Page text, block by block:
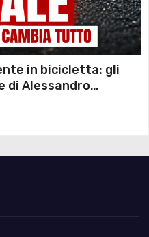
in bicicletta: gli
di Alessandro